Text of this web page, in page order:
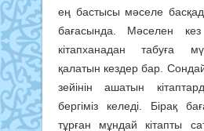
ең бастысы мәселе
бағасында. Мәселен кез
кітапханадан табуға
қалатын кездер бар.
зейінін ашатын
бергіміз келеді. Бірақ
тұрған мұндай кітапты